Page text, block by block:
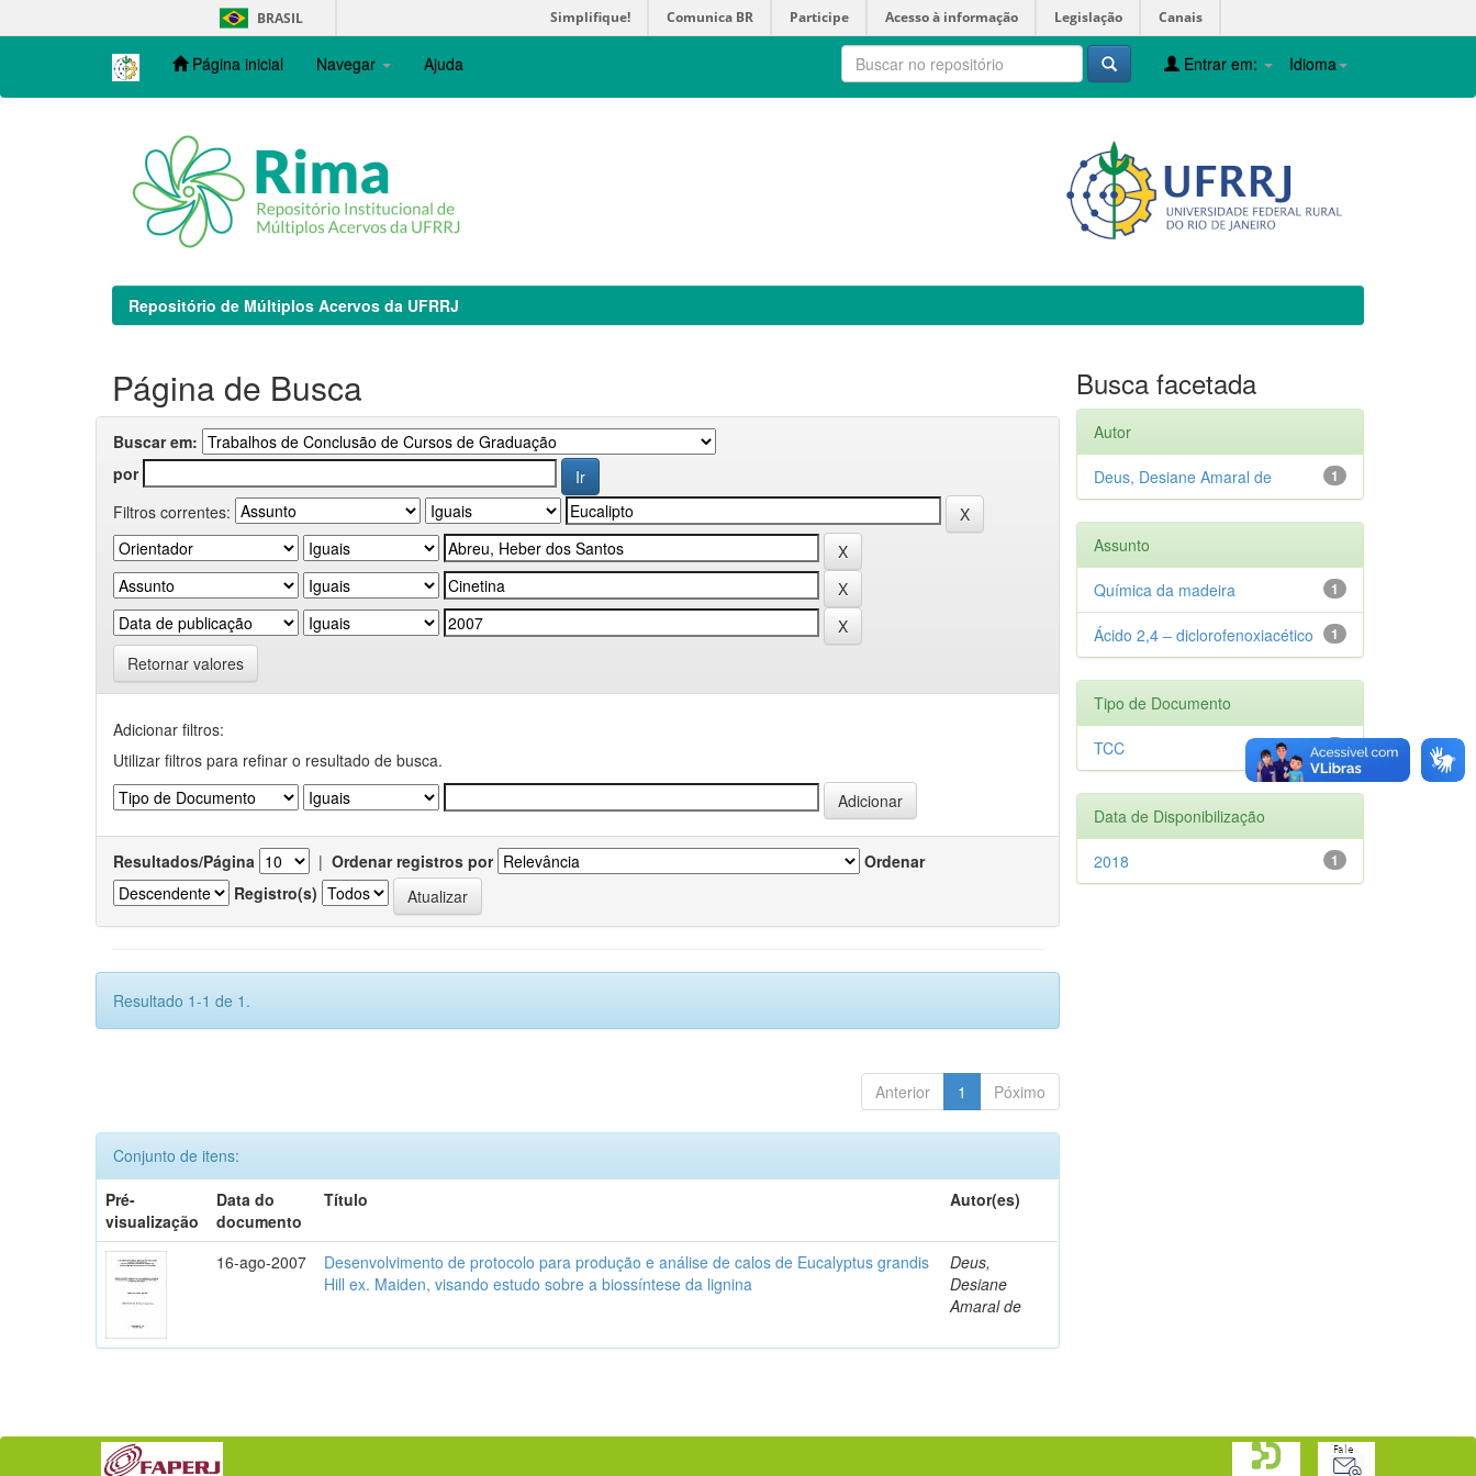
navigation
BRASIL Simplifique! Comunica BR Participe Acesso à informação Legislação Canais
Página inicial Navegar Ajuda Idioma
Entrar em:
Repositório de Múltiplos Acervos da UFRRJ
Página de Busca
Buscar em:
por
Filtros correntes:
Retornar valores
Adicionar filtros:
Utilizar filtros para refinar o resultado de busca.
Resultados/Página | Ordenar registros por
Ordenar
Registro(s)
Resultado 1-1 de 1.
Anterior 1 Póximo
Conjunto de itens:
Pré-
visualização
Data do
documento
Título Autor(es)
16-ago-2007
Desenvolvimento de protocolo para produção e análise de calos de Eucalyptus grandis
Hill ex. Maiden, visando estudo sobre a biossíntese da lignina
Deus,
Desiane
Amaral de
Busca facetada
Autor
1
Deus, Desiane Amaral de
Assunto
1
Química da madeira
1
Ácido 2,4 – diclorofenoxiacético
Tipo de Documento
1
TCC
Data de Disponibilização
1
2018